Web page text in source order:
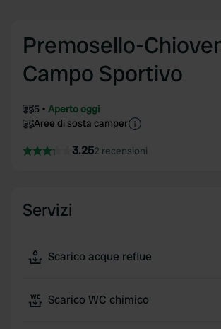
Premosello-
Campo Sportivo
5
Aperto oggi
Aree di sosta camper
3.252 recensioni
Servizi
Scarico acque reflue
Scarico WC chimico